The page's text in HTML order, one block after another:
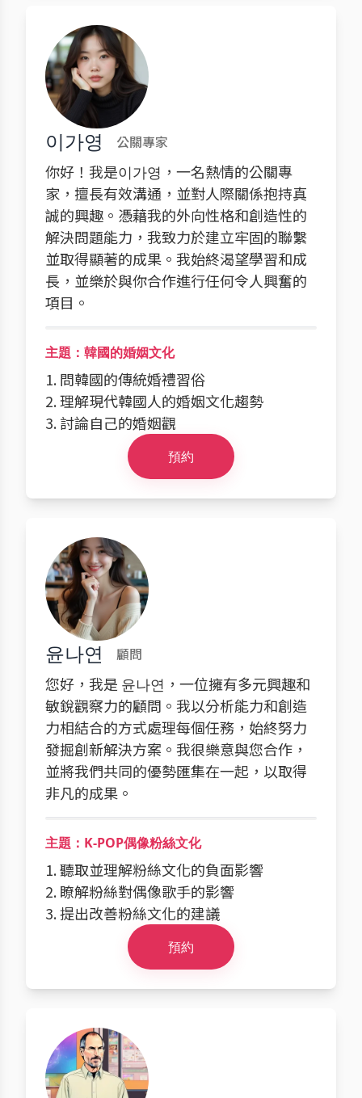
이가영 公關專家
你好！我是이가영，一名熱情的公關專
家，擅長有效溝通，並對人際關係抱持真
誠的興趣。憑藉我的外向性格和創造性的
解決問題能力，我致力於建立牢固的聯繫
並取得顯著的成果。我始終渴望學習和成
長，並樂於與你合作進行任何令人興奮的
項目。
主題：韓國的婚姻文化
1. 問韓國的傳統婚禮習俗
2. 理解現代韓國人的婚姻文化趨勢
3. 討論自己的婚姻觀
預約
윤나연 顧問
您好，我是 윤나연，一位擁有多元興趣和
敏銳觀察力的顧問。我以分析能力和創造
力相結合的方式處理每個任務，始終努力
發掘創新解決方案。我很樂意與您合作，
並將我們共同的優勢匯集在一起，以取得
非凡的成果。
主題：K-POP偶像粉絲文化
1. 聽取並理解粉絲文化的負面影響
2. 瞭解粉絲對偶像歌手的影響
3. 提出改善粉絲文化的建議
預約